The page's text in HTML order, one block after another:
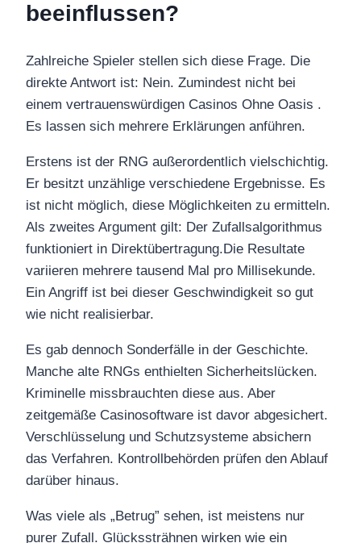
beeinflussen?
Zahlreiche Spieler stellen sich diese Frage. Die
direkte Antwort ist: Nein. Zumindest nicht bei
einem vertrauenswürdigen Casinos Ohne Oasis .
Es lassen sich mehrere Erklärungen anführen.
Erstens ist der RNG außerordentlich vielschichtig.
Er besitzt unzählige verschiedene Ergebnisse. Es
ist nicht möglich, diese Möglichkeiten zu ermitteln.
Als zweites Argument gilt: Der Zufallsalgorithmus
funktioniert in Direktübertragung.Die Resultate
variieren mehrere tausend Mal pro Millisekunde.
Ein Angriff ist bei dieser Geschwindigkeit so gut
wie nicht realisierbar.
Es gab dennoch Sonderfälle in der Geschichte.
Manche alte RNGs enthielten Sicherheitslücken.
Kriminelle missbrauchten diese aus. Aber
zeitgemäße Casinosoftware ist davor abgesichert.
Verschlüsselung und Schutzsysteme absichern
das Verfahren. Kontrollbehörden prüfen den Ablauf
darüber hinaus.
Was viele als „Betrug” sehen, ist meistens nur
purer Zufall. Glückssträhnen wirken wie ein